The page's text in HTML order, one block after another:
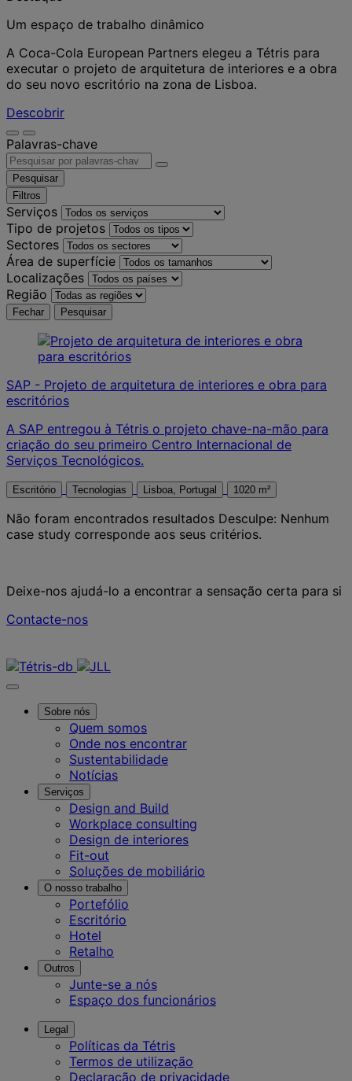
Um espaço de trabalho dinâmico
A Coca-Cola European Partners elegeu a Tétris para
executar o projeto de arquitetura de interiores e a obra
do seu novo escritório na zona de Lisboa.
Descobrir
Palavras-chave
Pesquisar
Filtros
Serviços
Tipo de projetos
Sectores
Área de superfície
Localizações
Região
Fechar Pesquisar
SAP - Projeto de arquitetura de interiores e obra para
escritórios
A SAP entregou à Tétris o projeto chave-na-mão para
criação do seu primeiro Centro Internacional de
Serviços Tecnológicos.
Escritório Tecnologias Lisboa, Portugal 1020 m²
Não foram encontrados resultados Desculpe: Nenhum
case study corresponde aos seus critérios.
Deixe-nos ajudá-lo a encontrar a sensação certa para si
Contacte-nos
Sobre nós
Quem somos
Onde nos encontrar
Sustentabilidade
Notícias
Serviços
Design and Build
Workplace consulting
Design de interiores
Fit-out
Soluções de mobiliário
O nosso trabalho
Portefólio
Escritório
Hotel
Retalho
Outros
Junte-se a nós
Espaço dos funcionários
Legal
Políticas da Tétris
Termos de utilização
Declaração de privacidade